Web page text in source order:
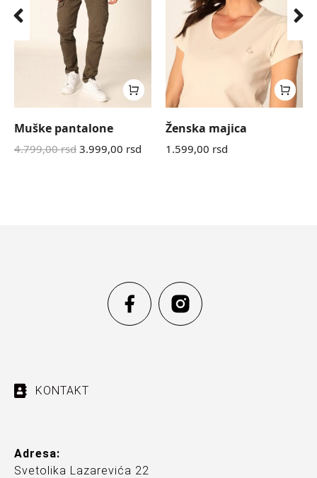
Muške pantalone
4.799,00rsd 3.999,00 rsd
Ženska majica
1.599,00 rsd
KONTAKT
Adresa:
Svetolika Lazarevića 22